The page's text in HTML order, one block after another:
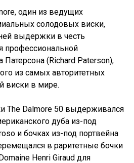
один из ведущих
солодовых виски,
выдержки в честь
профессиональной
Патерсона (Richard Paterson),
из самых авторитетных
виски в мире.
The Dalmore 50 выдерживался
дуба из-под
и бочках из-под портвейна
в раритетные бочки
Henri Giraud для